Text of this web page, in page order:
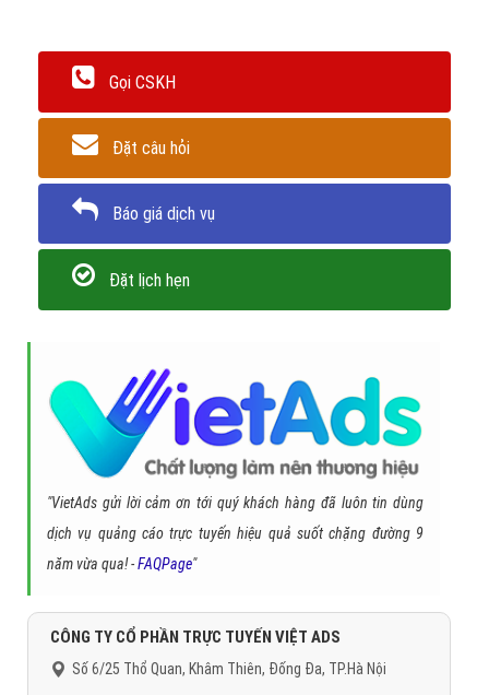
Gọi CSKH
Đặt câu hỏi
Báo giá dịch vụ
Đặt lịch hẹn
"VietAds gửi lời cảm ơn tới quý khách hàng đã luôn tin dùng
dịch vụ quảng cáo trực tuyến hiệu quả suốt chặng đường 9
năm vừa qua! -FAQPage"
CÔNG TY CỔ PHẦN TRỰC TUYẾN VIỆT ADS
Số 6/25 Thổ Quan, Khâm Thiên, Đống Đa, TP.Hà Nội